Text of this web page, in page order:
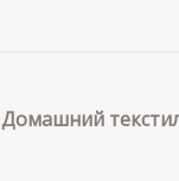
Домашний